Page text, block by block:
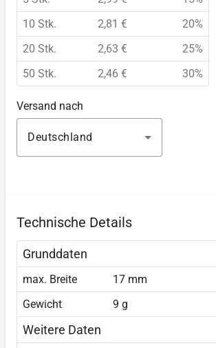
10 Stk.
2,81 €
20%
20 Stk.
2,63 €
25%
50 Stk.
2,46 € 30%
Versand nach
Deutschland
Technische Details
Grunddaten
max. Breite
17 mm
Gewicht
9 g
Weitere Daten